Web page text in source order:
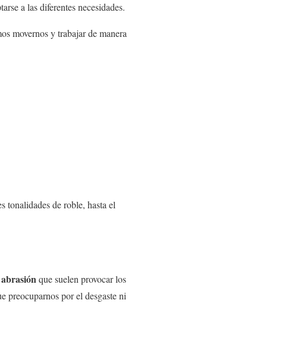
a las diferentes necesidades.
movernos y trabajar de manera
tonalidades de roble, hasta el
que suelen provocar los
preocuparnos por el desgaste ni